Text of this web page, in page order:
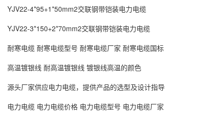
YJV22-4*95+1*50mm2交联钢带铠装电力电缆
YJV22-3*150+2*70mm2交联钢带铠装电力电缆
耐寒电缆 耐寒电缆型号 耐寒电缆厂家 耐寒电缆国标
高温镀银线 耐高温镀银线 镀银线高温的颜色
源头厂家供应电力电缆，提供产品的选型及设计指导
电力电缆 电力电缆价格 电力电缆型号 电力电缆厂家